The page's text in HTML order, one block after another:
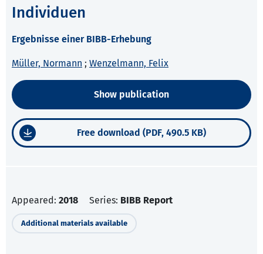
Individuen
Ergebnisse einer BIBB-Erhebung
Müller, Normann ; Wenzelmann, Felix
Show publication
Free download (PDF, 490.5 KB)
Appeared: 2018 Series: BIBB Report
Additional materials available